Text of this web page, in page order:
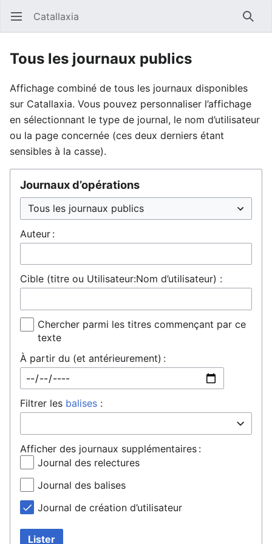
Ouvrir le menu principal Catallaxia
Tous les journaux publics
Affichage combiné de tous les journaux disponibles
sur Catallaxia. Vous pouvez personnaliser l’affichage
en sélectionnant le type de journal, le nom d’utilisateur
ou la page concernée (ces deux derniers étant
sensibles à la casse).
Journaux d’opérations
Auteur :
Cible (titre ou Utilisateur:Nom d’utilisateur) :
Chercher parmi les titres commençant par ce
texte
À partir du (et antérieurement) :
Filtrer les balises :
Afficher des journaux supplémentaires :
Journal des relectures
Journal des balises
Journal de création d’utilisateur
Lister